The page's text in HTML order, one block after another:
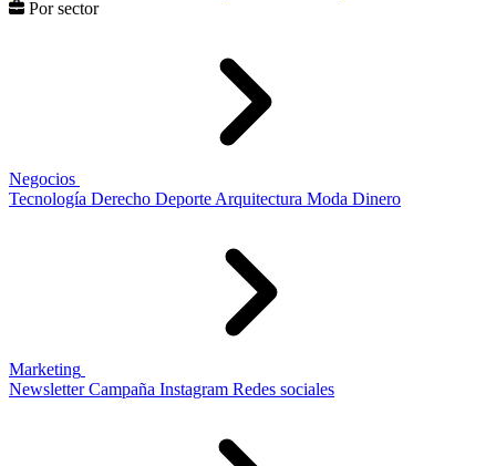
Por sector
Negocios
Tecnología Derecho Deporte Arquitectura Moda Dinero
Marketing
Newsletter Campaña Instagram Redes sociales